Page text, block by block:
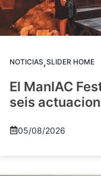
NOTICIAS,SLIDER HOME
El ManIAC
seis
05/08/2026